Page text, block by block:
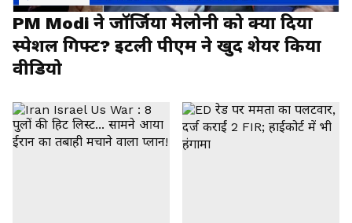
PM Modi ने जॉर्जिया मेलोनी को क्या दिया
स्पेशल गिफ्ट? इटली पीएम ने खुद शेयर किया
वीडियो